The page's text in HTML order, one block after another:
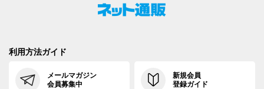
利用方法ガイド
メールマガジン
会員募集中
新規会員
登録ガイド